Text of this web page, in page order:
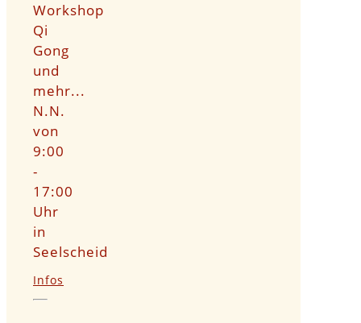
Workshop
Qi
Gong
und
mehr...
N.N.
von
9:00
-
17:00
Uhr
in
Seelscheid
Infos